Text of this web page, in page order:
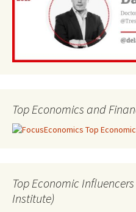
Top Economics and
Top Economic
Institute)